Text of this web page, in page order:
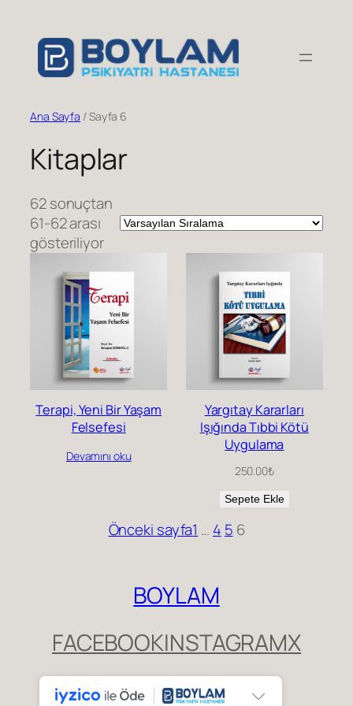
Ana Sayfa / Sayfa 6
Kitaplar
62 sonuçtan
61-62 arası
gösteriliyor
Terapi, Yeni Bir Yaşam
Felsefesi
Devamını oku
Yargıtay Kararları
Işığında Tıbbi Kötü
Uygulama
250.00₺
Sepete Ekle
Önceki sayfa1 … 4 5 6
BOYLAM
FACEBOOKINSTAGRAMX